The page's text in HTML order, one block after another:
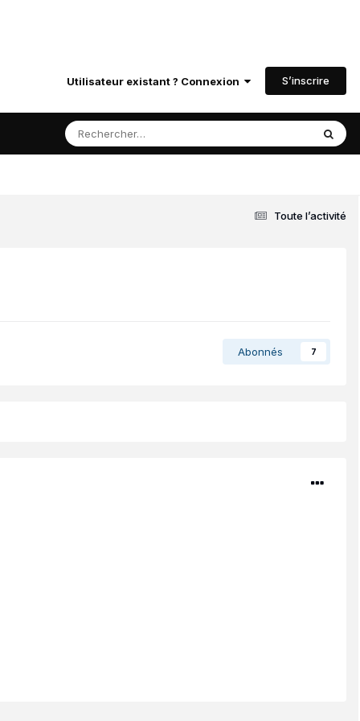
Utilisateur existant ? Connexion S’inscrire
Toute l’activité
Abonnés 7